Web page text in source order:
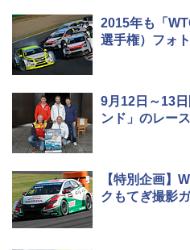
2015年も「
選手権）フォ
9月12日～13
ンド」のレー
【特別企画】
クもてぎ撮影